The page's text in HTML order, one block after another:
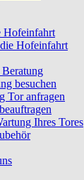
Hofeinfahrt
Hofeinfahrt
besuchen
Tor anfragen
Ihres Tores